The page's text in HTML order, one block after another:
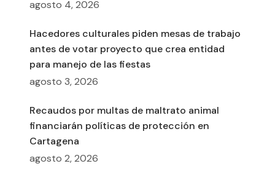
agosto 4, 2026
Hacedores culturales piden mesas de trabajo
antes de votar proyecto que crea entidad
para manejo de las fiestas
agosto 3, 2026
Recaudos por multas de maltrato animal
financiarán políticas de protección en
Cartagena
agosto 2, 2026